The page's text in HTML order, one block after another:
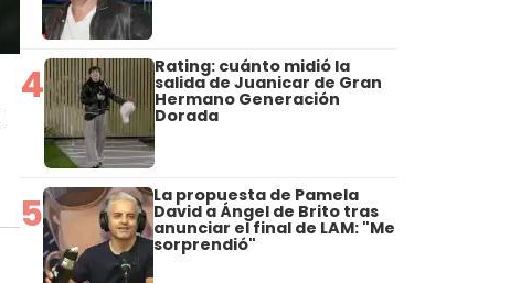
4 Rating: cuánto midió la
salida de Juanicar de Gran
Hermano Generación
Dorada
5 La propuesta de Pamela
David a Ángel de Brito tras
anunciar el final de LAM: "Me
sorprendió"